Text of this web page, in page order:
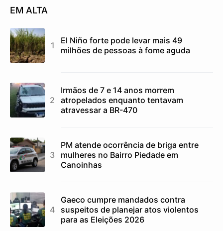
EM ALTA
El Niño forte pode levar mais 49
milhões de pessoas à fome aguda
Irmãos de 7 e 14 anos morrem
atropelados enquanto tentavam
atravessar a BR-470
PM atende ocorrência de briga entre
mulheres no Bairro Piedade em
Canoinhas
Gaeco cumpre mandados contra
suspeitos de planejar atos violentos
para as Eleições 2026